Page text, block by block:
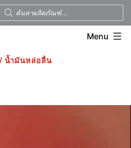
Menu
/ น้ำมันหล่อลื่น